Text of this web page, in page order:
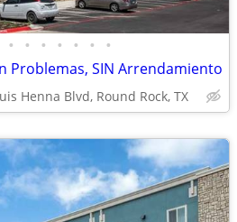
• • • • • • •
Problemas, SIN Arrendamiento
Henna Blvd, Round Rock, TX